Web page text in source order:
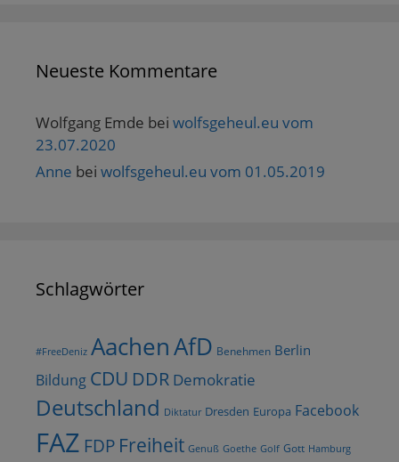
Neueste Kommentare
Wolfgang Emde bei wolfsgeheul.eu vom
23.07.2020
Anne bei wolfsgeheul.eu vom 01.05.2019
Schlagwörter
#FreeDeniz AachenAfD Benehmen Berlin
Bildung CDU DDR Demokratie
Deutschland Diktatur Dresden Europa Facebook
FAZ FDP Freiheit Genuß Goethe Golf Gott Hamburg